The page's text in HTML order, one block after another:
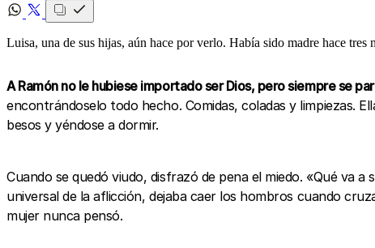
Luisa, una de sus hijas, aún hace por verlo. Había sido madre hace
A Ramón no le hubiese importado ser Dios, pero siempre se
encontrándoselo todo hecho. Comidas, coladas y limpiezas.
besos y yéndose a dormir.
Cuando se quedó viudo, disfrazó de pena el miedo. «Qué va
universal de la aflicción, dejaba caer los hombros cuando
mujer nunca pensó.